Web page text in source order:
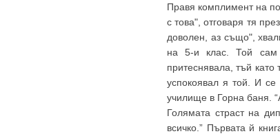
Правя комплимент на
с това", отговаря тя
доволен, аз също",
на 5-и клас. Той сам
притеснявала, тъй
успокоявал я той. И
училище в Горна баня.
Голямата страст на
всичко.” Първата й